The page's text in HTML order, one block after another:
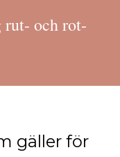
gäller för
och rot-